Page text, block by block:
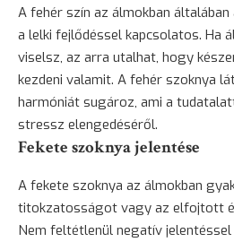
A fehér szín az álmokban
a lelki fejlődéssel kapcsolatos. Ha
viselsz, az arra utalhat, hogy
kezdeni valamit. A fehér szoknya
harmóniát sugároz, ami a
stressz elengedéséről.
Fekete szoknya jelentése
A fekete szoknya az álmokban
titokzatosságot vagy az elfojtott
Nem feltétlenül negatív jelentéssel